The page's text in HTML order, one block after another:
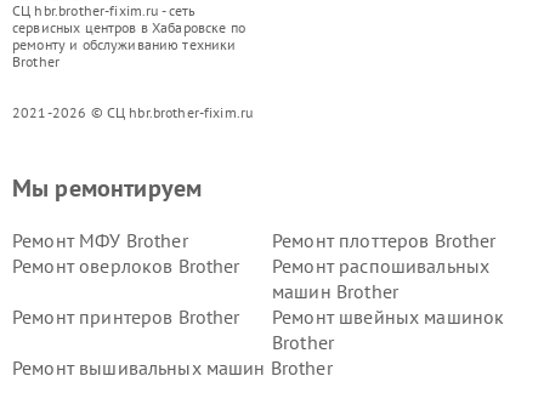
СЦ hbr.brother-fixim.ru - сеть
сервисных центров в Хабаровске по
ремонту и обслуживанию техники
Brother
2021-2026 © СЦ hbr.brother-fixim.ru
Мы ремонтируем
Ремонт МФУ Brother
Ремонт плоттеров Brother
Ремонт оверлоков Brother
Ремонт распошивальных
машин Brother
Ремонт принтеров Brother
Ремонт швейных машинок
Brother
Ремонт вышивальных машин Brother